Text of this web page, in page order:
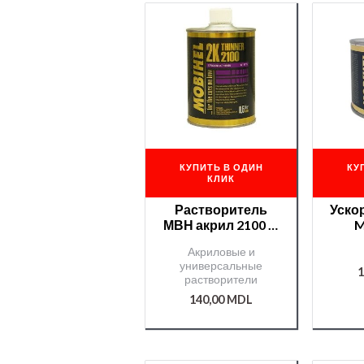
КУПИТЬ В ОДИН
КЛИК
Растворитель
МВН акрил 2100 —
Акриловые и
универсальные
растворители
140,00MDL